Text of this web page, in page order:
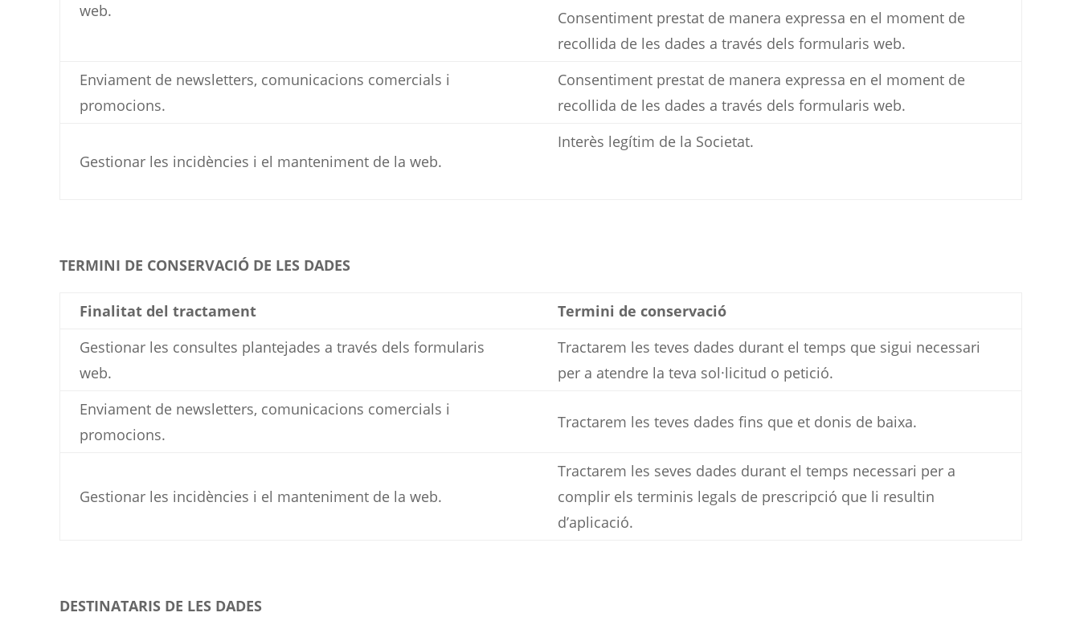
web.
Consentiment prestat de manera expressa en el moment de
recollida de les dades a través dels formularis web.
Enviament de newsletters, comunicacions comercials i
promocions.
Consentiment prestat de manera expressa en el moment de
recollida de les dades a través dels formularis web.
Gestionar les incidències i el manteniment de la web.
Interès legítim de la Societat.
TERMINI DE CONSERVACIÓ DE LES DADES
Finalitat del tractament
Termini de conservació
Gestionar les consultes plantejades a través dels formularis
web.
Tractarem les teves dades durant el temps que sigui necessari
per a atendre la teva sol·licitud o petició.
Enviament de newsletters, comunicacions comercials i
promocions.
Tractarem les teves dades fins que et donis de baixa.
Gestionar les incidències i el manteniment de la web.
Tractarem les seves dades durant el temps necessari per a
complir els terminis legals de prescripció que li resultin
d’aplicació.
DESTINATARIS DE LES DADES